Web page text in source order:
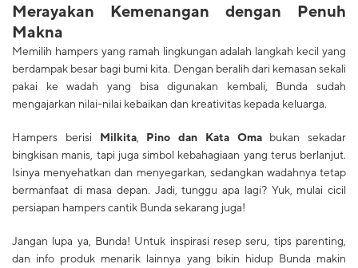
​Merayakan Kemenangan dengan Penuh
Makna
​Memilih hampers yang ramah lingkungan adalah langkah kecil yang
berdampak besar bagi bumi kita. Dengan beralih dari kemasan sekali
pakai ke wadah yang bisa digunakan kembali, Bunda sudah
mengajarkan nilai-nilai kebaikan dan kreativitas kepada keluarga.
​Hampers berisi Milkita, Pino dan Kata Omabukan sekadar
bingkisan manis, tapi juga simbol kebahagiaan yang terus berlanjut.
Isinya menyehatkan dan menyegarkan, sedangkan wadahnya tetap
bermanfaat di masa depan. Jadi, tunggu apa lagi? Yuk, mulai cicil
persiapan hampers cantik Bunda sekarang juga!
​Jangan lupa ya, Bunda! Untuk inspirasi resep seru, tips parenting,
dan info produk menarik lainnya yang bikin hidup Bunda makin